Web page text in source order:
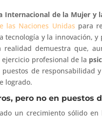
Internacional de la Mujer y
las Naciones Unidas para
tecnología y la innovación,
demuestra que,
profesional de la
puestos de
logrado.
pero no en puestos
un crecimiento sólido